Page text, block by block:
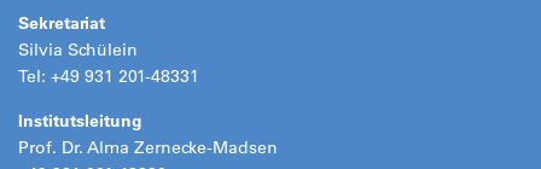
Sekretariat
Silvia Schülein
Tel: +49 931 201-48331
Institutsleitung
Prof. Dr. Alma Zernecke-Madsen